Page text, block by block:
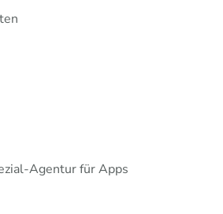
Agentur für Apps